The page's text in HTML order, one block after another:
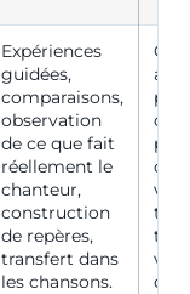
Expériences
guidées,
comparaisons,
observation
de ce que fait
réellement le
chanteur,
construction
de repères,
transfert dans
les chansons.
de